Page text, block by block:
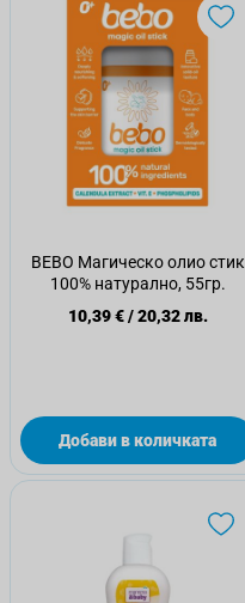
BEBO Магическо олио стик
100% натурално, 55гр.
10,39 €/20,32 лв.
Добави в количката